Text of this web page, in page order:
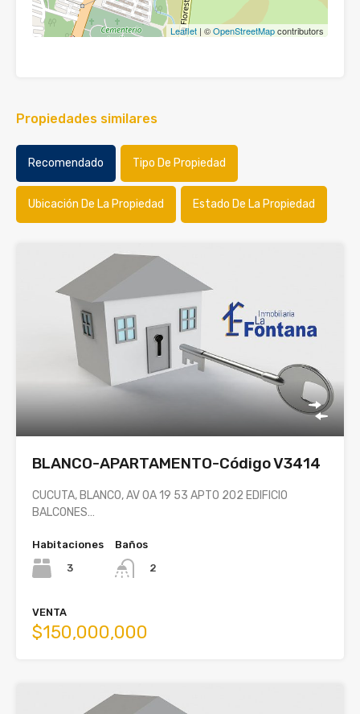
Leaflet | ©OpenStreetMapcontributors
Propiedades similares
Recomendado Tipo De Propiedad
Ubicación De La Propiedad Estado De La Propiedad
BLANCO-APARTAMENTO-Código V3414
CUCUTA, BLANCO, AV 0A 19 53 APTO 202 EDIFICIO
BALCONES…
Habitaciones
3
Baños
2
VENTA
$150,000,000